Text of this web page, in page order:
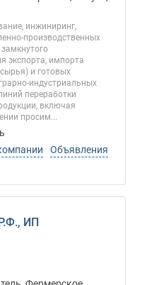
инжиниринг,
производственных
экспорта, импорта
и готовых
индустриальных
переработки
включая
просим...
Объявления
ИП